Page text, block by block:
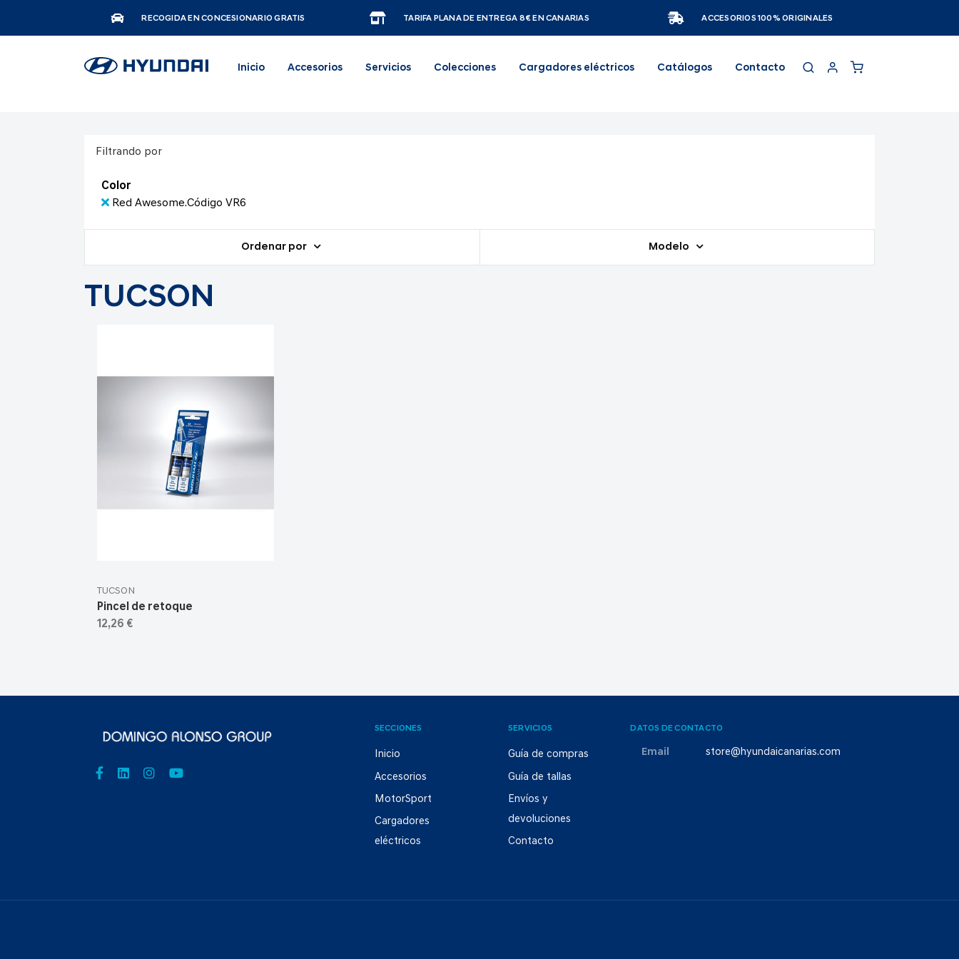
RECOGIDA EN CONCESIONARIO GRATIS TARIFA PLANA DE ENTREGA 8€ EN CANARIAS ACCESORIOS 100% ORIGINALES
Inicio Accesorios Servicios Colecciones Cargadores eléctricos Catálogos Contacto
Filtrando por
Color
Red Awesome.Código VR6
Ordenar por Modelo
TUCSON
TUCSON
Pincel de retoque
12,26 €
SECCIONES
Inicio
Accesorios
MotorSport
Cargadores
eléctricos
SERVICIOS
Guía de compras
Guía de tallas
Envíos y
devoluciones
Contacto
DATOS DE CONTACTO
Email store@hyundaicanarias.com